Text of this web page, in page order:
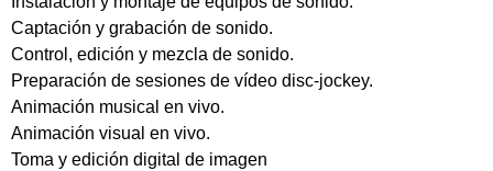
Captación y grabación de sonido.
Control, edición y mezcla de sonido.
Preparación de sesiones de vídeo disc-jockey.
Animación musical en vivo.
Animación visual en vivo.
Toma y edición digital de imagen